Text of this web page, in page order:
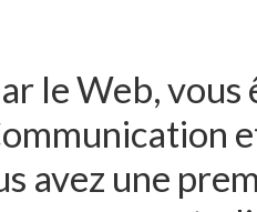
le Web,
avez une